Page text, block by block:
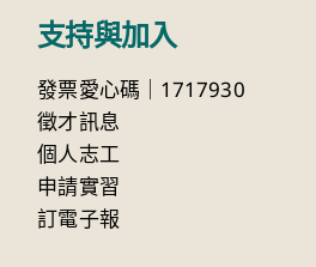
支持與加入
發票愛心碼｜1717930
徵才訊息
個人志工
申請實習
訂電子報